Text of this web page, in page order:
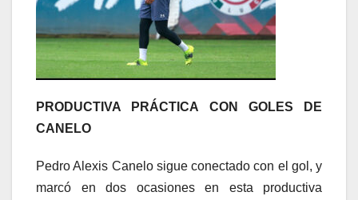
PRODUCTIVA PRÁCTICA CON GOLES DE
CANELO
Pedro Alexis Canelo sigue conectado con el gol, y
marcó en dos ocasiones en esta productiva